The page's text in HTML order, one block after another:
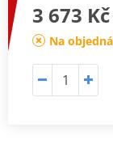
3 673 Kč
Na